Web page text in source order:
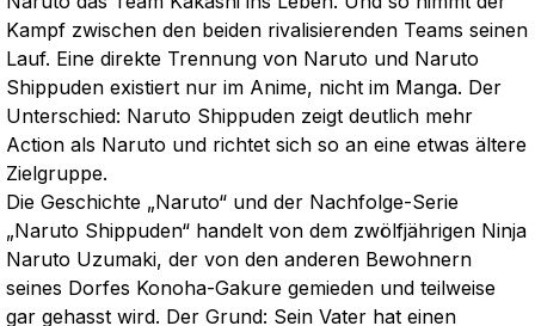
Kampf zwischen den beiden rivalisierenden Teams seinen
Lauf. Eine direkte Trennung von Naruto und Naruto
Shippuden existiert nur im Anime, nicht im Manga. Der
Unterschied: Naruto Shippuden zeigt deutlich mehr
Action als Naruto und richtet sich so an eine etwas ältere
Zielgruppe.
Die Geschichte „Naruto“ und der Nachfolge-Serie
„Naruto Shippuden“ handelt von dem zwölfjährigen Ninja
Naruto Uzumaki, der von den anderen Bewohnern
seines Dorfes Konoha-Gakure gemieden und teilweise
gar gehasst wird. Der Grund: Sein Vater hat einen